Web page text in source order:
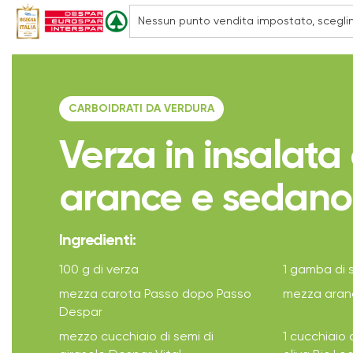
CARBOIDRATI DA VERDURA
Verza in insalata
arance e sedano
Ingredienti:
100 g di verza
1 gamba di
mezza carota Passo dopo Passo
Despar
mezza
mezzo cucchiaio di semi di
1 cucchiaio